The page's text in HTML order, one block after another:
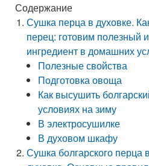
Содержание
Сушка перца в духовке.
перец: готовим полезный
ингредиент в домашних
Полезные свойства
Подготовка овоща
Как высушить
условиях на зиму
В электросушилке
В духовом шкафу
Сушка болгарского перца